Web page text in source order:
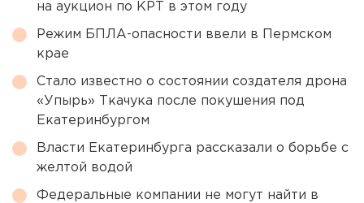
на аукцион по КРТ в этом году
Режим БПЛА-опасности ввели в Пермском
крае
Стало известно о состоянии создателя дрона
«Упырь» Ткачука после покушения под
Екатеринбургом
Власти Екатеринбурга рассказали о борьбе с
желтой водой
Федеральные компании не могут найти в